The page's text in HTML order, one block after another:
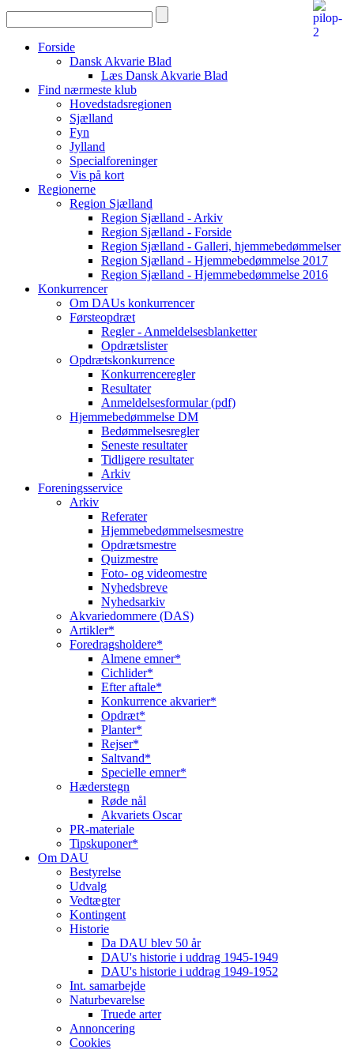
Forside
Dansk Akvarie Blad
Læs Dansk Akvarie Blad
Find nærmeste klub
Hovedstadsregionen
Sjælland
Fyn
Jylland
Specialforeninger
Vis på kort
Regionerne
Region Sjælland
Region Sjælland - Arkiv
Region Sjælland - Forside
Region Sjælland - Galleri, hjemmebedømmelser
Region Sjælland - Hjemmebedømmelse 2017
Region Sjælland - Hjemmebedømmelse 2016
Konkurrencer
Om DAUs konkurrencer
Førsteopdræt
Regler - Anmeldelsesblanketter
Opdrætslister
Opdrætskonkurrence
Konkurrenceregler
Resultater
Anmeldelsesformular (pdf)
Hjemmebedømmelse DM
Bedømmelsesregler
Seneste resultater
Tidligere resultater
Arkiv
Foreningsservice
Arkiv
Referater
Hjemmebedømmelsesmestre
Opdrætsmestre
Quizmestre
Foto- og videomestre
Nyhedsbreve
Nyhedsarkiv
Akvariedommere (DAS)
Artikler*
Foredragsholdere*
Almene emner*
Cichlider*
Efter aftale*
Konkurrence akvarier*
Opdræt*
Planter*
Rejser*
Saltvand*
Specielle emner*
Hæderstegn
Røde nål
Akvariets Oscar
PR-materiale
Tipskuponer*
Om DAU
Bestyrelse
Udvalg
Vedtægter
Kontingent
Historie
Da DAU blev 50 år
DAU's historie i uddrag 1945-1949
DAU's historie i uddrag 1949-1952
Int. samarbejde
Naturbevarelse
Truede arter
Annoncering
Cookies